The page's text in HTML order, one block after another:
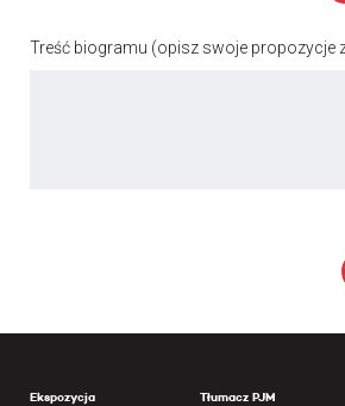
Treść biogramu (opisz swoje propozycje
Ekspozycja Tłumacz PJM